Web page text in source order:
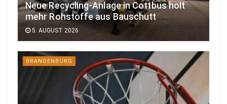
Neue Recycling-Anlage in Cottbus holt
mehr Rohstoffe aus Bauschutt
5. AUGUST 2026
BRANDENBURG